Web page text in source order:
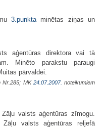
3.punktaminētas ziņas un
aģentūras direktora vai tā
Minēto parakstu paraugi
pārvaldei.
Nr.285; MK 24.07.2007. noteikumiem
valsts aģentūras zīmogu.
valsts aģentūras reljefā